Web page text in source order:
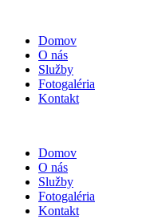
Domov
O nás
Služby
Fotogaléria
Kontakt
Domov
O nás
Služby
Fotogaléria
Kontakt